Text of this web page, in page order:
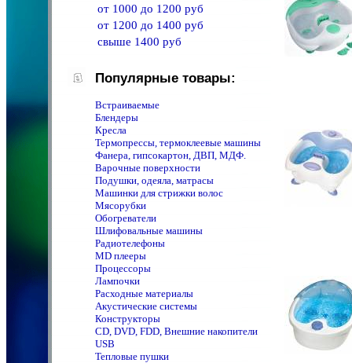
от 1000 до 1200 руб
от 1200 до 1400 руб
свыше 1400 руб
Популярные товары:
Встраиваемые
Блендеры
Кресла
Термопрессы, термоклеевые машины
Фанера, гипсокартон, ДВП, МДФ.
Варочные поверхности
Подушки, одеяла, матрасы
Машинки для стрижки волос
Мясорубки
Обогреватели
Шлифовальные машины
Радиотелефоны
MD плееры
Процессоры
Лампочки
Расходные материалы
Акустические системы
Конструкторы
CD, DVD, FDD, Внешние накопители
USB
Тепловые пушки